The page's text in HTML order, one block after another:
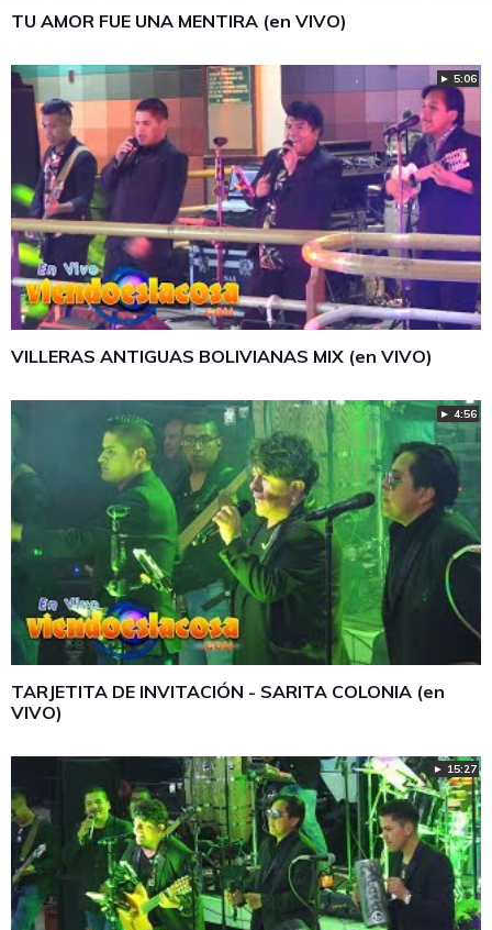
TU AMOR FUE UNA MENTIRA (en VIVO)
► 5:06
VILLERAS ANTIGUAS BOLIVIANAS MIX (en VIVO)
► 4:56
TARJETITA DE INVITACIÓN - SARITA COLONIA (en
VIVO)
► 15:27